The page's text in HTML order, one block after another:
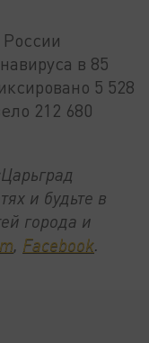
в 85
5 528
212 680
и будьте в
города и
, Facebook.